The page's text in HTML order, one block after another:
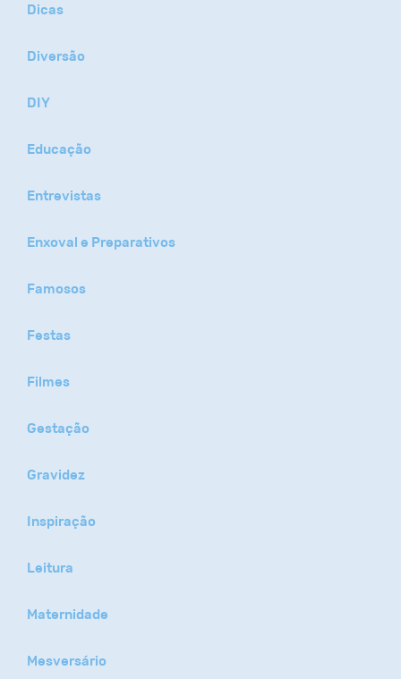
Dicas
Diversão
DIY
Educação
Entrevistas
Enxoval e Preparativos
Famosos
Festas
Filmes
Gestação
Gravidez
Inspiração
Leitura
Maternidade
Mesversário